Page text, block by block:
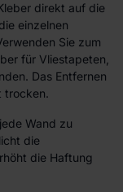
direkt auf die
einzelnen
Sie zum
für Vliestapeten,
Das Entfernen
trocken.
Wand zu
die
die Haftung